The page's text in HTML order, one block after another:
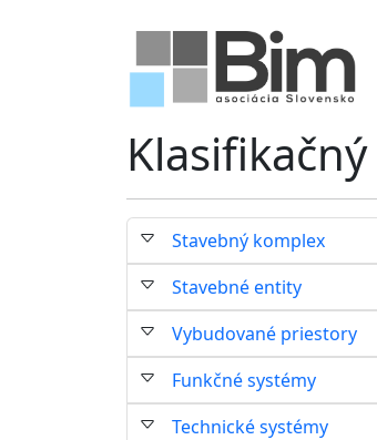
Stavebný komplex
Stavebné entity
Vybudované priestory
Funkčné systémy
Technické systémy